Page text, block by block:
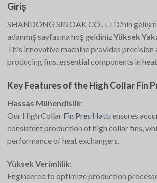
Giriş
SHANDONG SINOAK CO., LTD.'nin
adanmış sayfasına hoş geldiniz Yüksek
This innovative machine provides precision
producing fins, essential components in
Key Features of the High Collar Fin
Hassas Mühendislik:
Our High Collar Fin Pres Hattı ensures
consistent production of high collar fins,
performance of heat exchangers.
Yüksek Verimlilik:
Engineered to optimize production